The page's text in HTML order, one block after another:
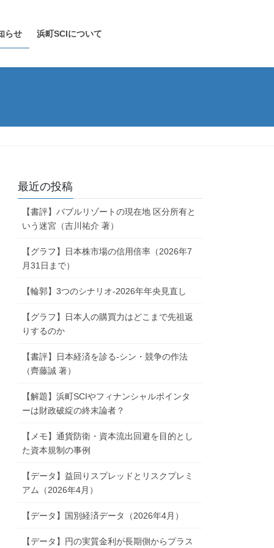
らせ 浜町SCIについて
最近の投稿
【書評】バブルリゾートの現在地 区分所有と
いう迷宮（吉川祐介 著）
【グラフ】日本株市場の信用倍率（2026年7
月31日まで）
【輪郭】3つのシナリオ-2026年年央見直し
【グラフ】日本人の購買力はどこまで先祖返
りするのか
【書評】日本経済を診る-シン・競争の作法
（齊藤誠 著）
【解題】浜町SCIやフィナンシャルポインタ
ーは財政破綻の終末論者？
【メモ】通貨防衛・資本流出回避を目的とし
た資本規制の事例
【データ】益回りスプレッドとリスクプレミ
アム（2026年4月）
【データ】国別経済データ（2026年4月）
【データ】円の実質金利が長期側からプラス